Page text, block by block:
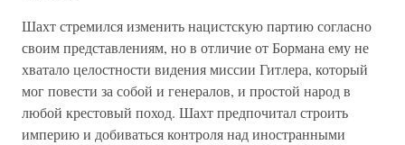
Шахт стремился изменить нацистскую партию согласно
своим представлениям, но в отличие от Бормана ему не
хватало целостности видения миссии Гитлера, который
мог повести за собой и генералов, и простой народ в
любой крестовый поход. Шахт предпочитал строить
империю и добиваться контроля над иностранными